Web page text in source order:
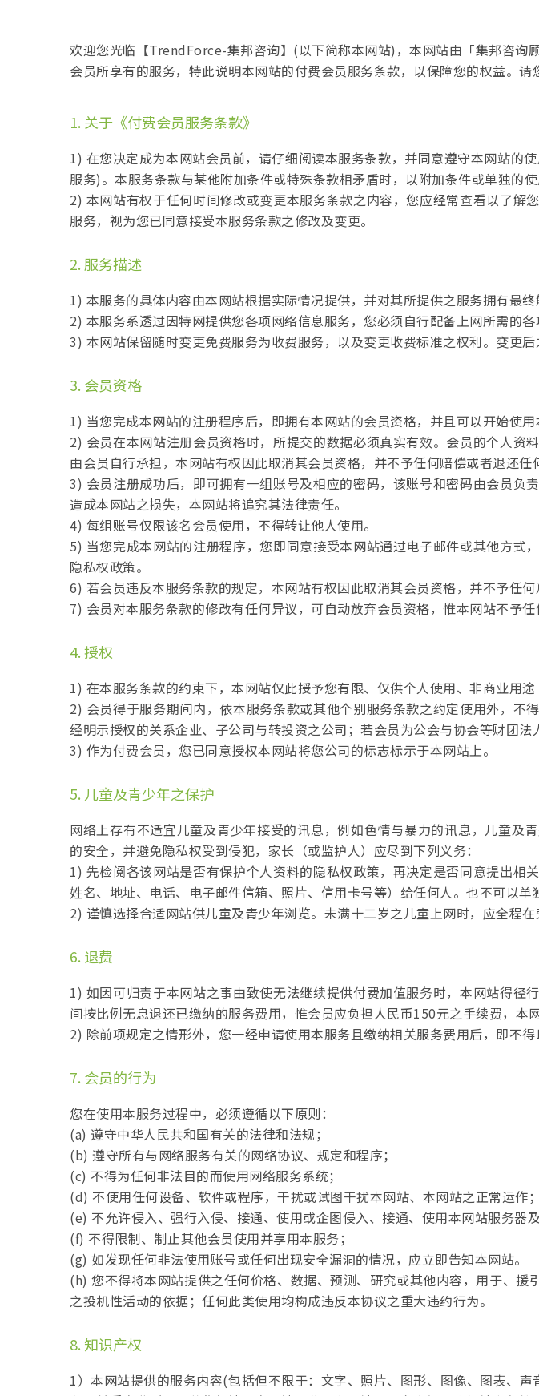
欢迎您光临【TrendForce-集邦咨询】(以下简称本网站)，本网站由「集邦咨
会员所享有的服务，特此说明本网站的付费会员服务条款，以保障您的权益。请
1. 关于《付费会员服务条款》
1) 在您决定成为本网站会员前，请仔细阅读本服务条款，并同意遵守本网站的
服务)。本服务条款与某他附加条件或特殊条款相矛盾时，以附加条件或单独的使
2) 本网站有权于任何时间修改或变更本服务条款之内容，您应经常查看以了
服务，视为您已同意接受本服务条款之修改及变更。
2. 服务描述
1) 本服务的具体内容由本网站根据实际情况提供，并对其所提供之服务拥有最终
2) 本服务系透过因特网提供您各项网络信息服务，您必须自行配备上网所需的各
3) 本网站保留随时变更免费服务为收费服务，以及变更收费标准之权利。变更
3. 会员资格
1) 当您完成本网站的注册程序后，即拥有本网站的会员资格，并且可以开始使
2) 会员在本网站注册会员资格时，所提交的数据必须真实有效。会员的个人
由会员自行承担，本网站有权因此取消其会员资格，并不予任何赔偿或者退还任
3) 会员注册成功后，即可拥有一组账号及相应的密码，该账号和密码由会员
造成本网站之损失，本网站将追究其法律责任。
4) 每组账号仅限该名会员使用，不得转让他人使用。
5) 当您完成本网站的注册程序，您即同意接受本网站通过电子邮件或其他方
隐私权政策。
6) 若会员违反本服务条款的规定，本网站有权因此取消其会员资格，并不予任何
7) 会员对本服务条款的修改有任何异议，可自动放弃会员资格，惟本网站不予任
4. 授权
1) 在本服务条款的约束下，本网站仅此授予您有限、仅供个人使用、非商业用
2) 会员得于服务期间内，依本服务条款或其他个别服务条款之约定使用外，
经明示授权的关系企业、子公司与转投资之公司；若会员为公会与协会等财团
3) 作为付费会员，您已同意授权本网站将您公司的标志标示于本网站上。
5. 儿童及青少年之保护
网络上存有不适宜儿童及青少年接受的讯息，例如色情与暴力的讯息，儿童
的安全，并避免隐私权受到侵犯，家长（或监护人）应尽到下列义务：
1) 先检阅各该网站是否有保护个人资料的隐私权政策，再决定是否同意提出
姓名、地址、电话、电子邮件信箱、照片、信用卡号等）给任何人。也不可以单
2) 谨慎选择合适网站供儿童及青少年浏览。未满十二岁之儿童上网时，应全程
6. 退费
1) 如因可归责于本网站之事由致使无法继续提供付费加值服务时，本网站得
间按比例无息退还已缴纳的服务费用，惟会员应负担人民币150元之手续费，本
2) 除前项规定之情形外，您一经申请使用本服务且缴纳相关服务费用后，即不得
7. 会员的行为
您在使用本服务过程中，必须遵循以下原则：
(a) 遵守中华人民共和国有关的法律和法规；
(b) 遵守所有与网络服务有关的网络协议、规定和程序；
(c) 不得为任何非法目的而使用网络服务系统；
(d) 不使用任何设备、软件或程序，干扰或试图干扰本网站、本网站之正常运作；
(e) 不允许侵入、强行入侵、接通、使用或企图侵入、接通、使用本网站服务器
(f) 不得限制、制止其他会员使用并享用本服务；
(g) 如发现任何非法使用账号或任何出现安全漏洞的情况，应立即告知本网站。
(h) 您不得将本网站提供之任何价格、数据、预测、研究或其他内容，用于、
之投机性活动的依据；任何此类使用均构成违反本协议之重大违约行为。
8. 知识产权
1）本网站提供的服务内容(包括但不限于：文字、照片、图形、图像、图表、